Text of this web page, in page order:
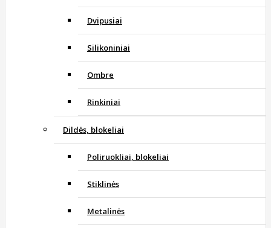
Dvipusiai
Silikoniniai
Ombre
Rinkiniai
Dildės, blokeliai
Poliruokliai, blokeliai
Stiklinės
Metalinės